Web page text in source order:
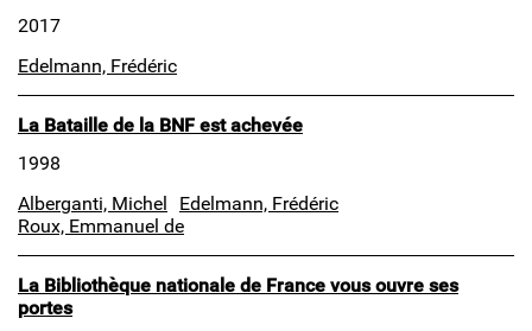
2017
Edelmann, Frédéric
La Bataille de la BNF est achevée
1998
Alberganti, Michel
Edelmann, Frédéric
Roux, Emmanuel de
La Bibliothèque nationale de France vous ouvre ses
portes